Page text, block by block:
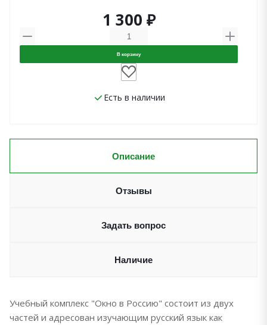
1 300 ₽
В корзину
Есть в наличии
Описание
Отзывы
Задать вопрос
Наличие
Учебный комплекс "Окно в Россию" состоит из двух
частей и адресован изучающим русский язык как